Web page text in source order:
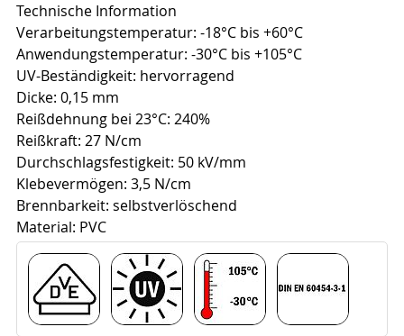
Technische Information
Verarbeitungstemperatur: -18°C bis +60°C
Anwendungstemperatur: -30°C bis +105°C
UV-Beständigkeit: hervorragend
Dicke: 0,15 mm
Reißdehnung bei 23°C: 240%
Reißkraft: 27 N/cm
Durchschlagsfestigkeit: 50 kV/mm
Klebevermögen: 3,5 N/cm
Brennbarkeit: selbstverlöschend
Material: PVC